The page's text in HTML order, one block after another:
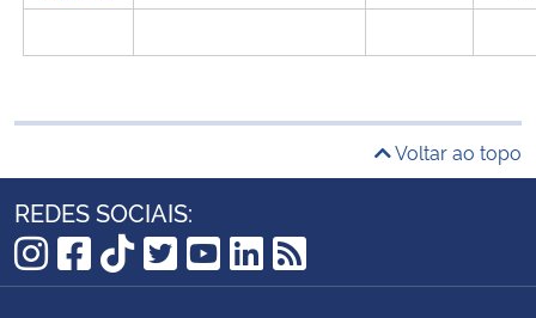
Voltar ao topo
REDES SOCIAIS:
Instagram
Facebook
TikTok
Twitter
YouTube
LinkedIn
RSS